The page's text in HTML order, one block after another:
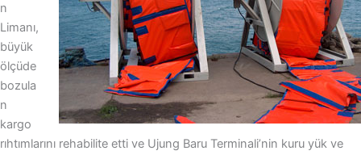
n
Limanı,
büyük
ölçüde
bozula
n
kargo
rıhtımlarını rehabilite etti ve Ujung Baru Terminali’nin kuru yük ve